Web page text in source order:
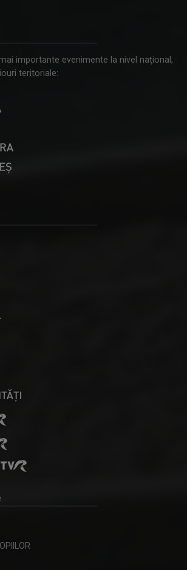
care au ...
1994. Șase ani a fost ...
amprenta se numesc ...
la TVR Iaşi în 1998 în ...
importante evenimente la nivel naţional,
teritoriale: